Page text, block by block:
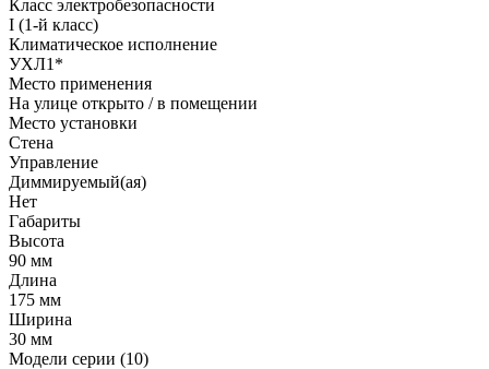
Класс электробезопасности
I (1-й класс)
Климатическое исполнение
УХЛ1*
Место применения
На улице открыто / в помещении
Место установки
Стена
Управление
Диммируемый(ая)
Нет
Габариты
Высота
90 мм
Длина
175 мм
Ширина
30 мм
Модели серии (10)